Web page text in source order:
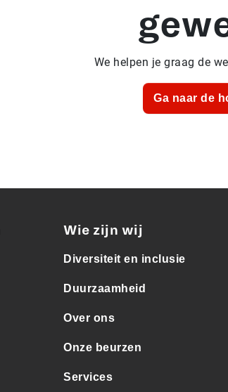
We helpen je graag de
Ga naar de
Wie zijn wij
Diversiteit en inclusie
Duurzaamheid
Over ons
Onze beurzen
Services